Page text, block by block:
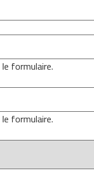
formulaire.
formulaire.